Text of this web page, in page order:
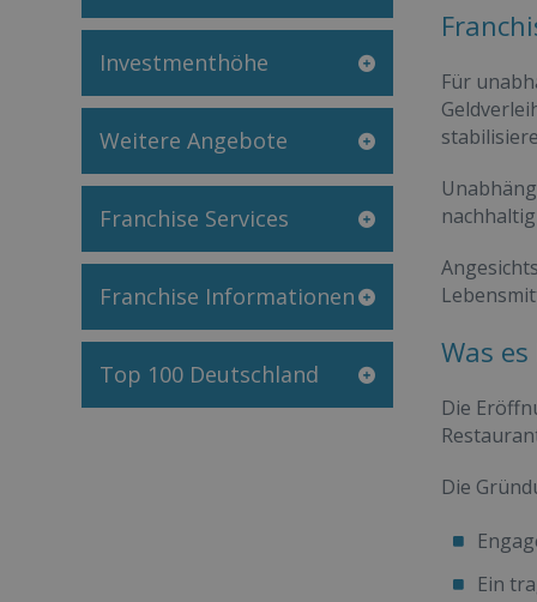
Investmenthöhe
Weitere Angebote
Franchise Services
Franchise Informationen
Top 100 Deutschland
Für
Was
Die
Die
Ein